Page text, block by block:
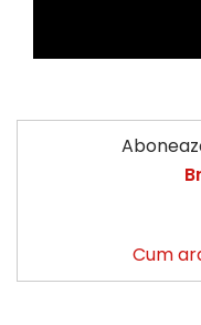
Cum